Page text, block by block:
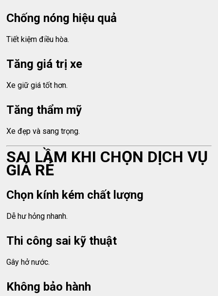
Chống nóng hiệu quả
Tiết kiệm điều hòa.
Tăng giá trị xe
Xe giữ giá tốt hơn.
Tăng thẩm mỹ
Xe đẹp và sang trọng.
SAI LẦM KHI CHỌN DỊCH VỤ
GIÁ RẺ
Chọn kính kém chất lượng
Dễ hư hỏng nhanh.
Thi công sai kỹ thuật
Gây hở nước.
Không bảo hành